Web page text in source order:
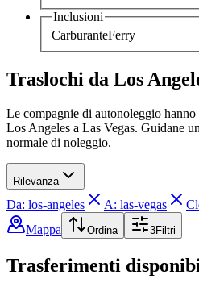
Inclusioni
CarburanteFerry
Traslochi da Los
Le compagnie di autonoleggio
Los Angeles a Las Vegas. Guidane
normale di noleggio.
Rilevanza
Da: los-angeles A: las-vegas
Mappa
Ordina 3Filtri
Trasferimenti